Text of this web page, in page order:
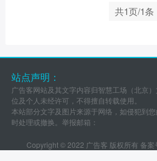
共1页/1条
站点声明：
广告客网站及其文字内容归智慧工场（北京
位及个人未经许可，不得擅自转载使用。
本站部分文字及图片来源于网络，如侵犯到
时处理或撤换。举报邮箱：
Copyright © 2022 广告客 版权所有 备案